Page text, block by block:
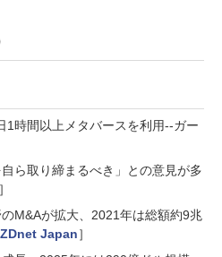
1時間以上メタバースを利用--ガー
自ら取り締まるべき」との意見が多
］
M&Aが拡大、2021年は総額約9兆
ZDnet Japan］